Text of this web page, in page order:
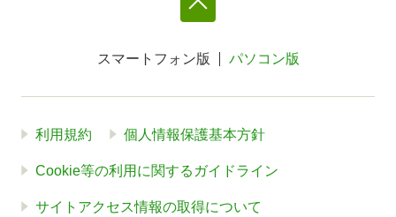
スマートフォン版 パソコン版
利用規約 個人情報保護基本方針
Cookie等の利用に関するガイドライン
サイトアクセス情報の取得について